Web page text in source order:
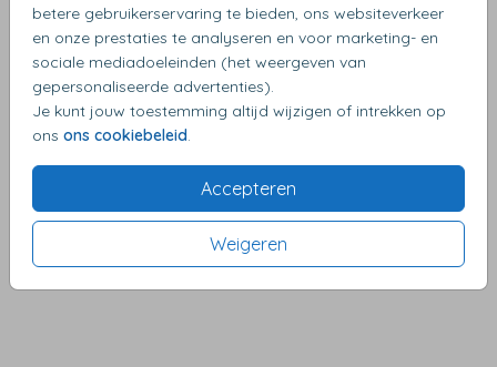
betere gebruikerservaring te bieden, ons websiteverkeer
en onze prestaties te analyseren en voor marketing- en
sociale mediadoeleinden (het weergeven van
gepersonaliseerde advertenties).
Je kunt jouw toestemming altijd wijzigen of intrekken op
ons ons cookiebeleid.
Accepteren
Weigeren